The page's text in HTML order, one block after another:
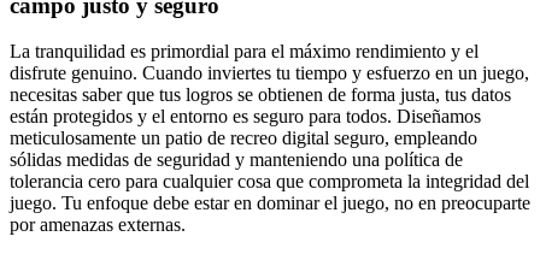
La tranquilidad es primordial para el máximo rendimiento y el
disfrute genuino. Cuando inviertes tu tiempo y esfuerzo en un juego,
necesitas saber que tus logros se obtienen de forma justa, tus datos
están protegidos y el entorno es seguro para todos. Diseñamos
meticulosamente un patio de recreo digital seguro, empleando
sólidas medidas de seguridad y manteniendo una política de
tolerancia cero para cualquier cosa que comprometa la integridad del
juego. Tu enfoque debe estar en dominar el juego, no en preocuparte
por amenazas externas.